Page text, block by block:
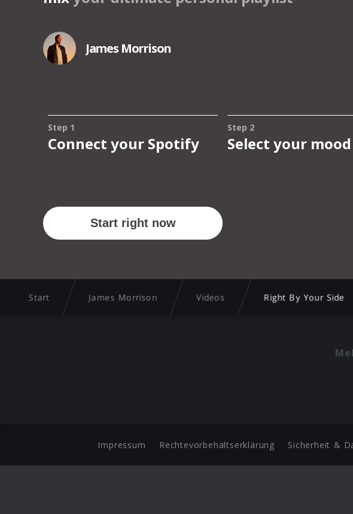
Start James Morrison Videos Right By Your Side
Impressum Rechtevorbehaltserklärung Sicherheit &